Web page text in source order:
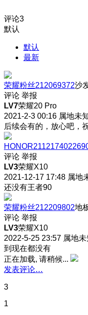
评论3
默认
默认
最新
荣耀粉丝212069372沙
评论 举报
LV7荣耀20 Pro
2021-2-3 00:16 属地未
后续会有的，放心吧，
评论 举报
LV3荣耀X10
2021-12-17 17:48 属地
还没有王者90
荣耀粉丝212209802地
评论 举报
LV3荣耀X10
2022-5-25 23:57 属地未
到现在都没有
正在加载, 请稍候...
发表评论…
3
1